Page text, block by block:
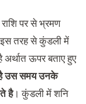
पर से भ्रमण
तरह से कुंडली में
ऊपर बताए हुए
है उस समय उनके
है। कुंडली में शनि